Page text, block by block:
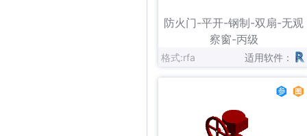
防火门-平开-钢制-双扇-无观
察窗-丙级
格式:rfa 适用软件：